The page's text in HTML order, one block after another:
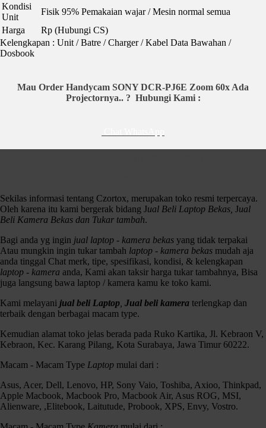
Kondisi
Unit
Fisik 95% Pemakaian wajar / Mesin normal semua
Harga
Rp (Hubungi CS)
Kelengkapan : Unit / Batre / Charger / Kabel Data Bawahan /
Dosbook
Mau Order Handycam SONY DCR-PJ6E Zoom 60x Ada
Projectornya.. ? Hubungi Kami :
Handycam SONY DCR-PJ6E Zoom 60x Ada Projectornya
Spek :
1/8 “800K pixel CCD.
Sony
Lens 60x optical zoom.
70x Zoom Diperpanjang.
SteadyShot.
2.7 “Wide Batal Photo LCD.
Built-in Proyektor
Kondisi :
Sekilas informasi tentang Czortox, merupakan toko resmi terpercaya.
Oleh karena itu kami bergerak bidang Jual Beli Laptop Bekas, Jual
Beli Kamera Bekas dan Tukar tambah.
Bagi anda yg ingin jual laptop - kamera bekas yang tidak terpakai
Atau mungkin ingin tukar tambah laptop - kamera bekas mudah aja
anda tinggal Chat merk, tipe, spesifikasi, kondisi, & kelengkapan
laptop - kamera anda, Kami akan taksir harga tukar tambahnya, Bisa
juga langsung bawa laptop / kamera kamu ke toko kami.
Kami melayani jual beli Laptop Jual beli kamera terlengkap dan
terbaik dengan berbagai macam type.
Kemudian alamat toko jelas berada pada Ruko Kartika, Jl. Kebraon V,
Kebraon, Kec. Karang Pilang, Kota Surabaya, Jawa Timur 60222.
Macam - Macam Type Laptop mulai dari :
Asus, Acer, Dell, Lenovo, HP, Sony Vaio, Toshiba, Axioo, Thinkpad,
Apple Macbook, Macbook Pro, Macbook Air, Asus ROG, MSI,
Alienware, ,Elitebook, Laitutude, Probook, XPS, Envy, Vostro.